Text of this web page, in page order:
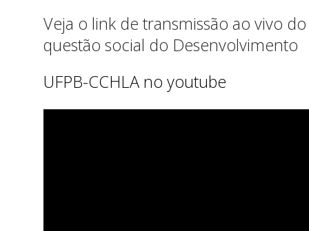
Veja o link de transmissão ao vivo
questão social do Desenvolvimento
UFPB-CCHLA no youtube